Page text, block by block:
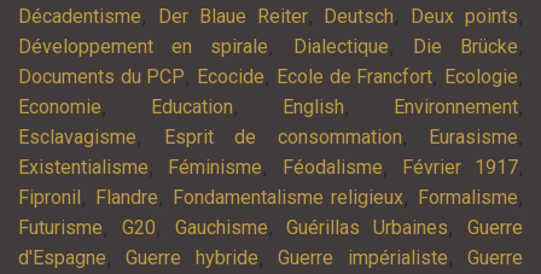
Décadentisme, Der Blaue Reiter, Deutsch, Deux points,
Développement en spirale, Dialectique, Die Brücke,
Documents du PCP, Ecocide, Ecole de Francfort, Ecologie,
Economie, Education, English, Environnement,
Esclavagisme, Esprit de consommation, Eurasisme,
Existentialisme, Féminisme, Féodalisme, Février 1917,
Fipronil , Flandre, Fondamentalisme religieux, Formalisme,
Futurisme, G20, Gauchisme,Guérillas Urbaines,Guerre
d'Espagne,Guerre hybride,Guerre impérialiste,Guerre